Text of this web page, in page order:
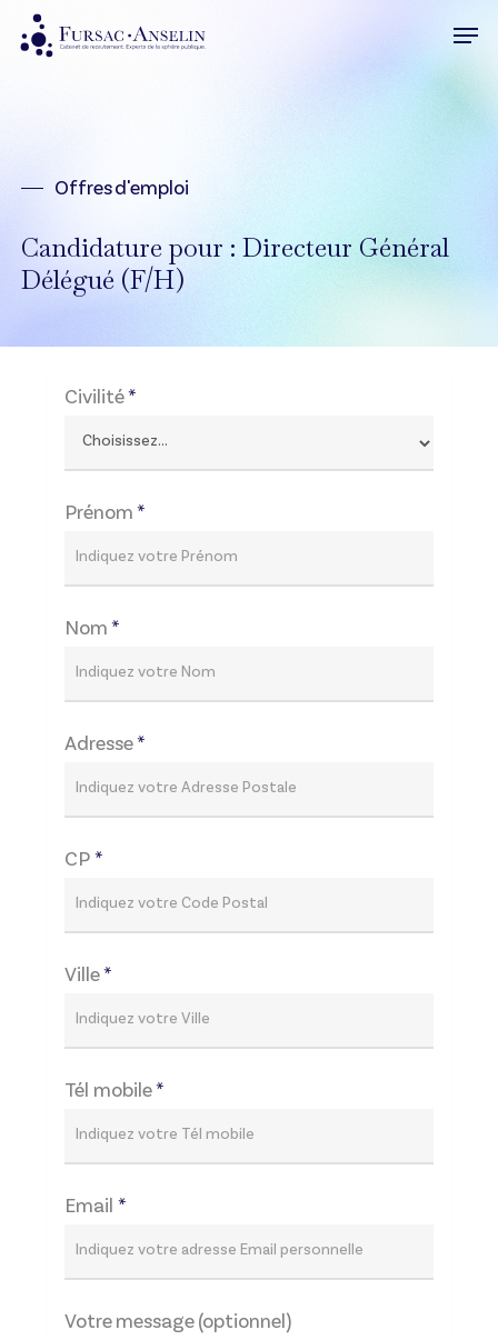
Skip
Offres d'emploi
Candidature pour : Directeur Général
Délégué (F/H)
Civilité*
Prénom *
Nom *
Adresse*
CP *
Ville*
Tél mobile*
Email *
Votre message (optionnel)